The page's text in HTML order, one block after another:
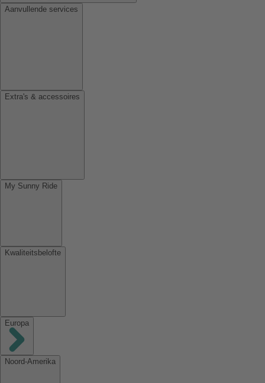
Aanvullende services
Extra's & accessoires
My Sunny Ride
Kwaliteitsbelofte
Europa
Noord-Amerika